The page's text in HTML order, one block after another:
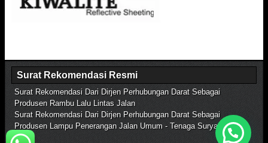
Surat Rekomendasi Resmi
Surat Rekomendasi Dari Dirjen Perhubungan Darat Sebagai
Produsen Rambu Lalu Lintas Jalan
Surat Rekomendasi Dari Dirjen Perhubungan Darat Sebagai
Produsen Lampu Penerangan Jalan Umum - Tenaga Surya